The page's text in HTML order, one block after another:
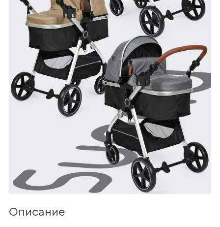
Описание